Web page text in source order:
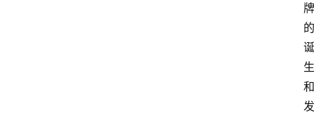
牌
的
诞
生
和
发